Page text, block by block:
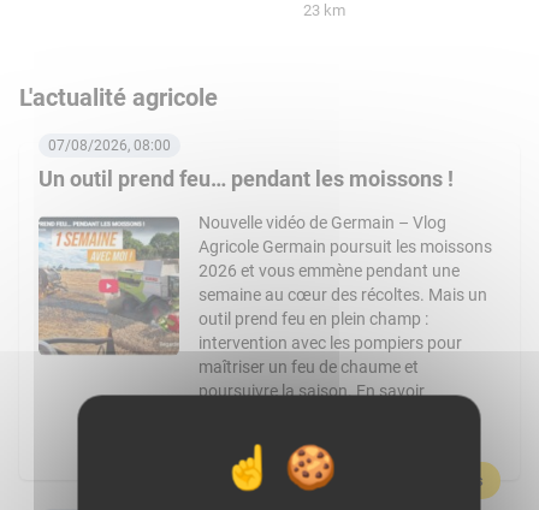
23 km
L'actualité agricole
Un outil prend feu… pendant les moissons !
07/08/2026, 08:00
Nouvelle vidéo de Germain – Vlog
Agricole Germain poursuit les moissons
2026 et vous emmène pendant une
semaine au cœur des récoltes. Mais un
outil prend feu en plein champ :
intervention avec les pompiers pour
maîtriser un feu de chaume et
poursuivre la saison. En savoir
En savoir plus